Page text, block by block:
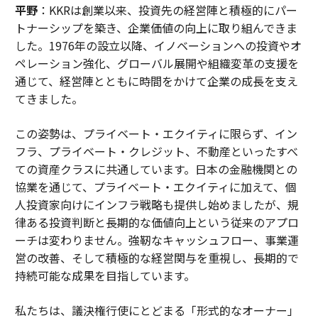
平野：KKRは創業以来、投資先の経営陣と積極的にパー
トナーシップを築き、企業価値の向上に取り組んできま
した。1976年の設立以降、イノベーションへの投資やオ
ペレーション強化、グローバル展開や組織変革の支援を
通じて、経営陣とともに時間をかけて企業の成長を支え
てきました。
この姿勢は、プライベート・エクイティに限らず、イン
フラ、プライベート・クレジット、不動産といったすべ
ての資産クラスに共通しています。日本の金融機関との
協業を通じて、プライベート・エクイティに加えて、個
人投資家向けにインフラ戦略も提供し始めましたが、規
律ある投資判断と長期的な価値向上という従来のアプロ
ーチは変わりません。強靭なキャッシュフロー、事業運
営の改善、そして積極的な経営関与を重視し、長期的で
持続可能な成果を目指しています。
私たちは、議決権行使にとどまる「形式的なオーナー」